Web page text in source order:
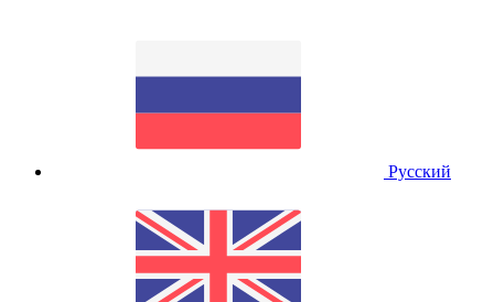
Русский